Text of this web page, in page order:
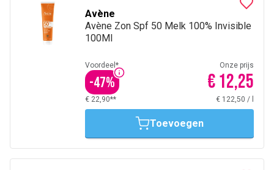
Avène
Avène Zon Spf 50 Melk 100% Invisible
100Ml
Voordeel*
-47%
Onze prijs
€ 12,25
€ 22,90** € 122,50 /
Toevoegen